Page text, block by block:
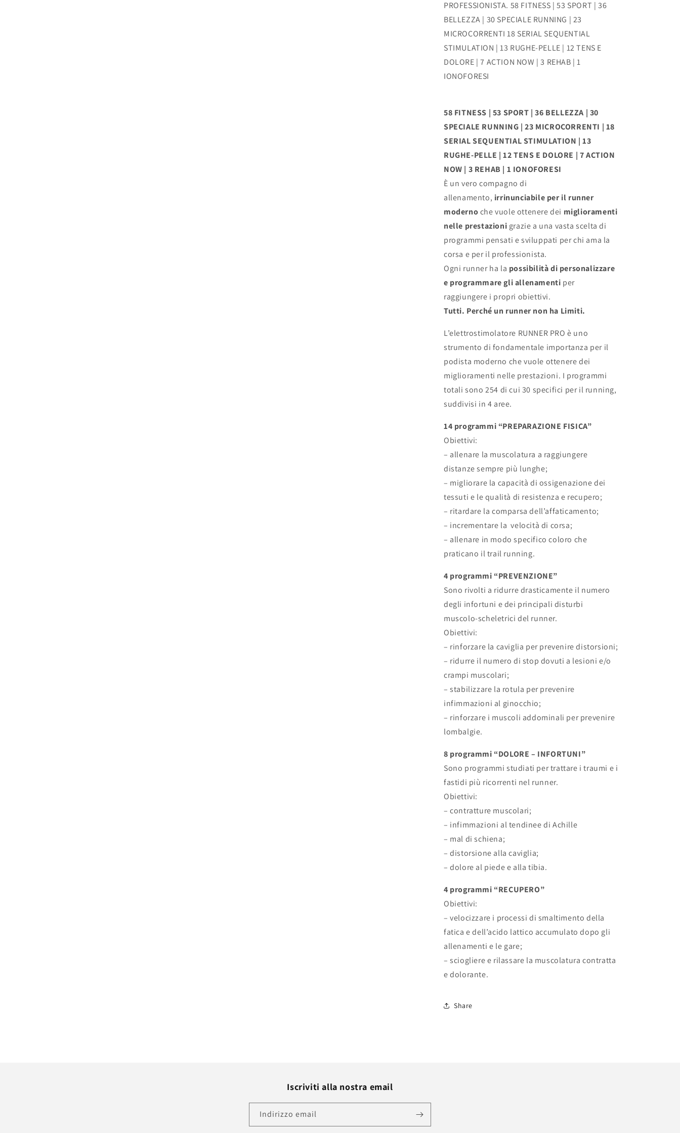
PROFESSIONISTA. 58 FITNESS | 53 SPORT | 36
BELLEZZA | 30 SPECIALE RUNNING | 23
MICROCORRENTI 18 SERIAL SEQUENTIAL
STIMULATION | 13 RUGHE-PELLE | 12 TENS E
DOLORE | 7 ACTION NOW | 3 REHAB | 1
IONOFORESI
58 FITNESS | 53 SPORT | 36 BELLEZZA | 30
SPECIALE RUNNING | 23 MICROCORRENTI | 18
SERIAL SEQUENTIAL STIMULATION | 13
RUGHE-PELLE | 12 TENS E DOLORE | 7 ACTION
NOW | 3 REHAB | 1 IONOFORESI
È un vero compagno di
allenamento, irrinunciabile per il runner
modernoche vuole ottenere dei miglioramenti
nelle prestazioni grazie a una vasta scelta di
programmi pensati e sviluppati per chi ama la
corsa e per il professionista.
Ogni runner ha la possibilità di personalizzare
e programmare gli allenamenti per
raggiungere i propri obiettivi.
Tutti. Perché un runner non ha Limiti.
L’elettrostimolatore RUNNER PRO è uno
strumento di fondamentale importanza per il
podista moderno che vuole ottenere dei
miglioramenti nelle prestazioni. I programmi
totali sono 254 di cui 30 specifici per il running,
suddivisi in 4 aree.
14 programmi “PREPARAZIONE FISICA”
Obiettivi:
– allenare la muscolatura a raggiungere
distanze sempre più lunghe;
– migliorare la capacità di ossigenazione dei
tessuti e le qualità di resistenza e recupero;
– ritardare la comparsa dell’affaticamento;
– incrementare la velocità di corsa;
– allenare in modo specifico coloro che
praticano il trail running.
4 programmi “PREVENZIONE”
Sono rivolti a ridurre drasticamente il numero
degli infortuni e dei principali disturbi
muscolo-scheletrici del runner.
Obiettivi:
– rinforzare la caviglia per prevenire distorsioni;
– ridurre il numero di stop dovuti a lesioni e/o
crampi muscolari;
– stabilizzare la rotula per prevenire
infimmazioni al ginocchio;
– rinforzare i muscoli addominali per prevenire
lombalgie.
8 programmi “DOLORE – INFORTUNI”
Sono programmi studiati per trattare i traumi e i
fastidi più ricorrenti nel runner.
Obiettivi:
– contratture muscolari;
– infimmazioni al tendinee di Achille
– mal di schiena;
– distorsione alla caviglia;
– dolore al piede e alla tibia.
4 programmi “RECUPERO”
Obiettivi:
– velocizzare i processi di smaltimento della
fatica e dell’acido lattico accumulato dopo gli
allenamenti e le gare;
– sciogliere e rilassare la muscolatura contratta
e dolorante.
Share
Iscriviti alla nostra email
Indirizzo email